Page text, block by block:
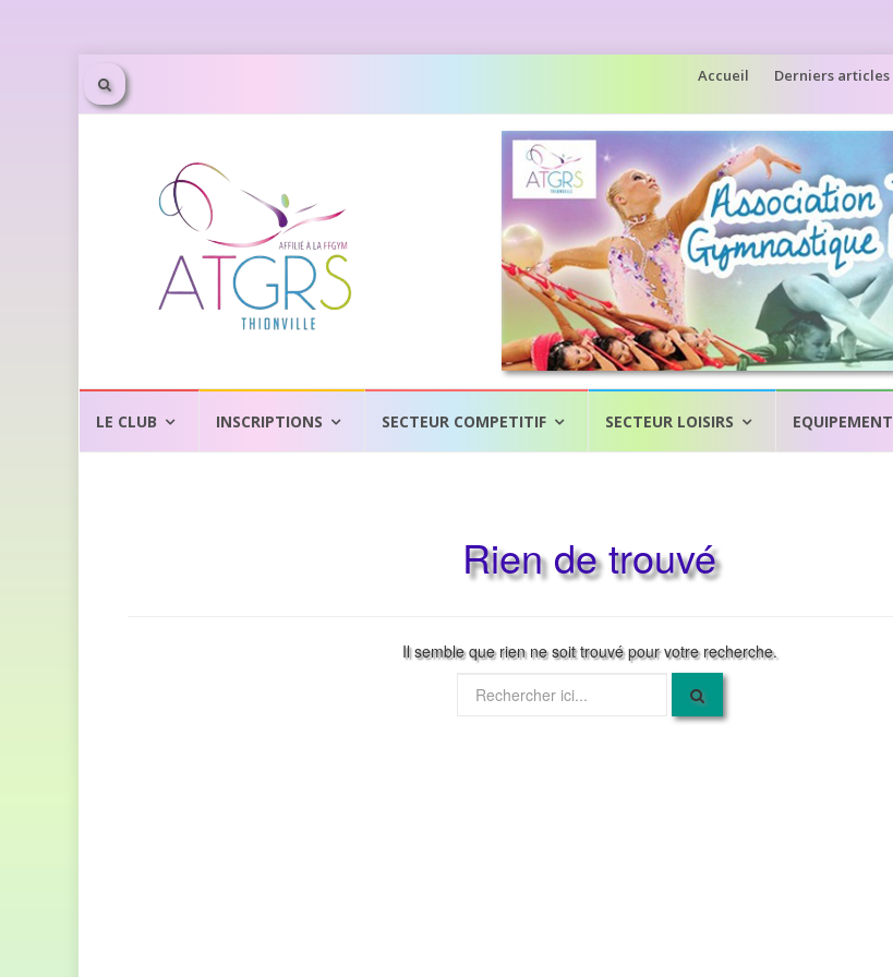
Aller
au
contenu
Accueil Derniers articles
LE CLUB INSCRIPTIONS SECTEUR COMPETITIF SECTEUR LOISIRS EQUIPEMENT
Rien de trouvé
Il semble que rien ne soit trouvé pour votre recherche.
pour